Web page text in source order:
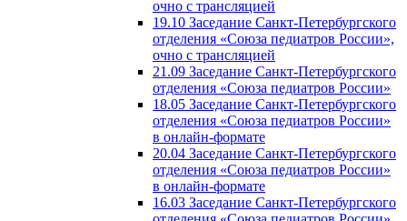
очно с трансляцией
19.10 Заседание Санкт-Петербургского
отделения «Союза педиатров России»,
очно с трансляцией
21.09 Заседание Санкт-Петербургского
отделения «Союза педиатров России»
18.05 Заседание Санкт-Петербургского
отделения «Союза педиатров России»
в онлайн-формате
20.04 Заседание Санкт-Петербургского
отделения «Союза педиатров России»
в онлайн-формате
16.03 Заседание Санкт-Петербургского